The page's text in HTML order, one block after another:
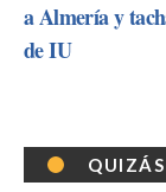
a Almería y
de IU